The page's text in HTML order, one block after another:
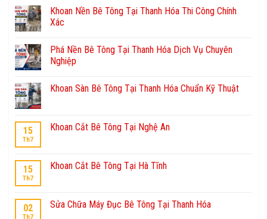
Khoan Nền Bê Tông Tại Thanh Hóa Thi Công Chính
Xác
Phá Nền Bê Tông Tại Thanh Hóa Dịch Vụ Chuyên
Nghiệp
Khoan Sàn Bê Tông Tại Thanh Hóa Chuẩn Kỹ Thuật
15
Th7
Khoan Cắt Bê Tông Tại Nghệ An
15
Th7
Khoan Cắt Bê Tông Tại Hà Tĩnh
02
Th7
Sửa Chữa Máy Đục Bê Tông Tại Thanh Hóa